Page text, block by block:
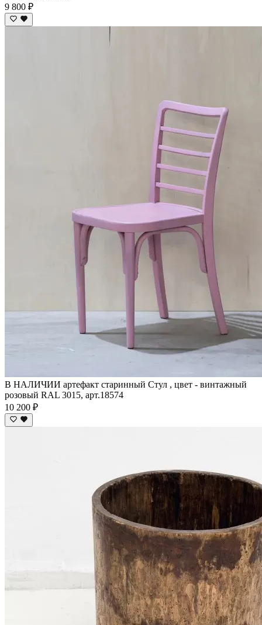
9 800 ₽
В НАЛИЧИИ артефакт старинный Стул , цвет - винтажный
розовый RAL 3015, арт.18574
10 200 ₽